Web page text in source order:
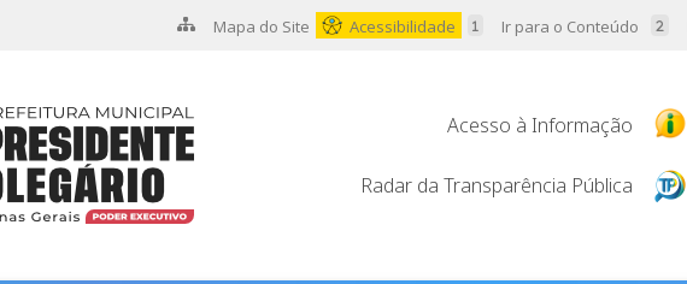
Mapa do Site Acessibilidade Ir para o Conteúdo
Acesso à Informação
Radar da Transparência Pública